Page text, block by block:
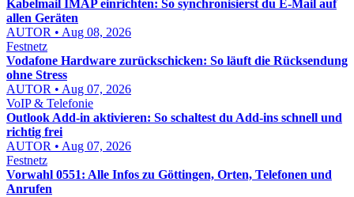
Kabelmail IMAP einrichten: So synchronisierst du E-Mail auf
allen Geräten
AUTOR • Aug 08, 2026
Festnetz
Vodafone Hardware zurückschicken: So läuft die Rücksendung
ohne Stress
AUTOR • Aug 07, 2026
VoIP & Telefonie
Outlook Add-in aktivieren: So schaltest du Add-ins schnell und
richtig frei
AUTOR • Aug 07, 2026
Festnetz
Vorwahl 0551: Alle Infos zu Göttingen, Orten, Telefonen und
Anrufen